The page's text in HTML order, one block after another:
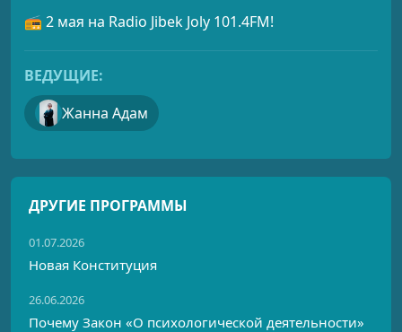
📻 2 мая на Radio Jibek Joly 101.4FM!
ВЕДУЩИЕ:
Жанна Адам
ДРУГИЕ ПРОГРАММЫ
01.07.2026
Новая Конституция
26.06.2026
Почему Закон «О психологической деятельности»